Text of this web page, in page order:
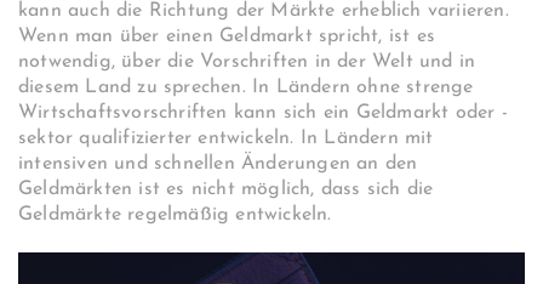
kann auch die Richtung der Märkte erheblich variieren.
Wenn man über einen Geldmarkt spricht, ist es
notwendig, über die Vorschriften in der Welt und in
diesem Land zu sprechen. In Ländern ohne strenge
Wirtschaftsvorschriften kann sich ein Geldmarkt oder -
sektor qualifizierter entwickeln. In Ländern mit
intensiven und schnellen Änderungen an den
Geldmärkten ist es nicht möglich, dass sich die
Geldmärkte regelmäßig entwickeln.